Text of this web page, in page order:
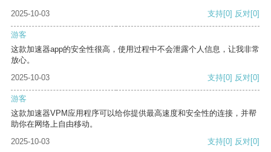
2025-10-03 支持[0] 反对[0]
游客
这款加速器app的安全性很高，使用过程中不会泄露个人信息，让我非常
放心。
2025-10-03
支持[0] 反对[0]
游客
这款加速器VPM应用程序可以给你提供最高速度和安全性的连接，并帮
助你在网络上自由移动。
2025-10-03
支持[0] 反对[0]